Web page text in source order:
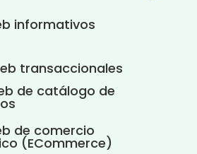
informativos
transaccionales
de catálogo de
de comercio
(ECommerce)